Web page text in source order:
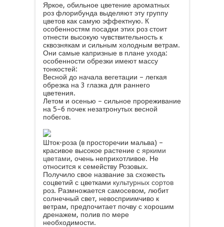
Яркое, обильное цветение ароматных
роз флорибунда выделяют эту группу
цветов как самую эффектную. К
особенностям посадки этих роз стоит
отнести высокую чувствительность к
сквознякам и сильным холодным ветрам.
Они самые капризные в плане ухода:
особенности обрезки имеют массу
тонкостей:
Весной до начала вегетации – легкая
обрезка на 3 глазка для раннего
цветения.
Летом и осенью – сильное прореживание
на 5–6 почек незатронутых весной
побегов.
Шток-роза (в просторечии мальва) –
красивое высокое растение с яркими
цветами, очень неприхотливое. Не
относится к семейству Розовых.
Получило свое название за схожесть
соцветий с цветками культурных сортов
роз. Размножается самосевом, любит
солнечный свет, невосприимчиво к
ветрам, предпочитает почву с хорошим
дренажем, полив по мере
необходимости.